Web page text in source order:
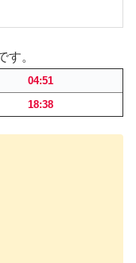
す。
04:51
18:38